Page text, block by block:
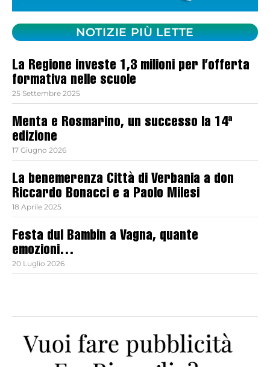
NOTIZIE PIÙ LETTE
La Regione investe 1,3 milioni per l’offerta
formativa nelle scuole
25 Settembre 2025
Menta e Rosmarino, un successo la 14ª
edizione
17 Giugno 2026
La benemerenza Città di Verbania a don
Riccardo Bonacci e a Paolo Milesi
18 Aprile 2025
Festa dul Bambin a Vagna, quante
emozioni…
20 Luglio 2026